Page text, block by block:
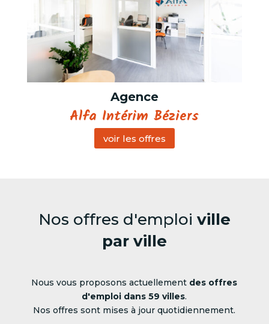
Agence
Alfa Intérim Béziers
voir les offres
Nos offres d'emploi ville
par ville
Nous vous proposons actuellement des offres
d'emploi dans 59 villes.
Nos offres sont mises à jour quotidiennement.